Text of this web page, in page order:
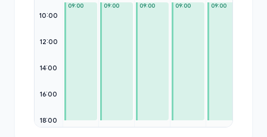
10:00
12:00
14:00
16:00
18:00
09:00 09:00 09:00 09:00 09:00